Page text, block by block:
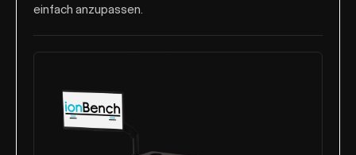
einfach anzupassen.